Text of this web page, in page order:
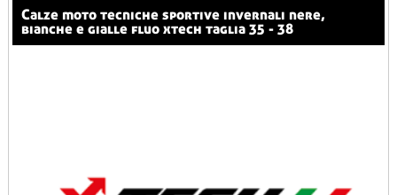
calze moto tecniche sportive invernali nere,
bianche e gialle fluo xtech taglia 35 - 38